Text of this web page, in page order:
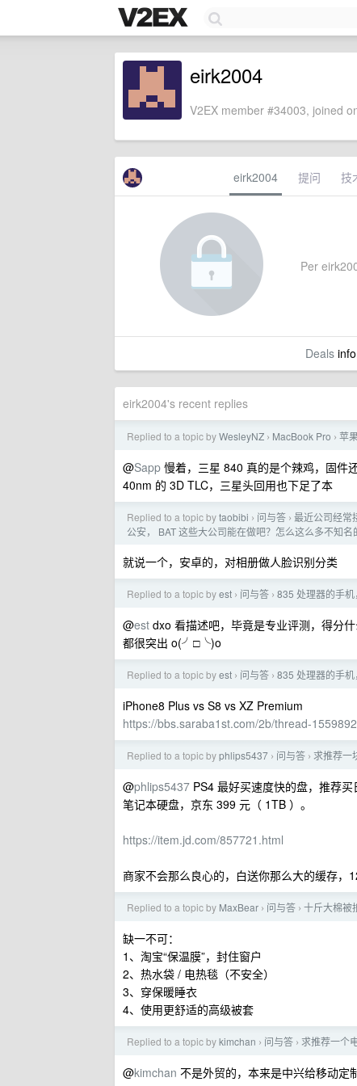
eirk2004
V2EX member #34003, joined
eirk2004 提问 技
Per
Deals
eirk2004's recent replies
Replied to a topic byWesleyNZ › MacBook Pro › 苹
@Sapp 慢着，三星 840 真的是个辣鸡，固件
40nm 的 3D TLC，三星头回用也下足了本
Replied to a topic bytaobibi › 问与答 › 最近公司经常
公安， BAT 这些大公司能在做吧？怎么这么多不知
就说一个，安卓的，对相册做人脸识别分类
Replied to a topic byest › 问与答 › 835 处理器的手机
@est dxo 看描述吧，毕竟是专业评测，得分
都很突出 o(╯□╰)o
Replied to a topic byest › 问与答 › 835 处理器的手机
iPhone8 Plus vs S8 vs XZ Premium
https://bbs.saraba1st.com/2b/thread-
Replied to a topic byphlips5437 › 问与答 › 求推荐一
@phlips5437 PS4 最好买速度快的盘，推荐
笔记本硬盘，京东 399 元（ 1TB ）。
https://item.jd.com/857721.html
商家不会那么良心的，白送你那么大的缓存，
Replied to a topic by MaxBear › 问与答 › 十斤大棉被
缺一不可：
1、淘宝“保温膜”，封住窗户
2、热水袋 / 电热毯（不安全）
3、穿保暖睡衣
4、使用更舒适的高级被套
Replied to a topic bykimchan › 问与答 › 求推荐一个
@kimchan 不是外贸的，本来是中兴给移动定